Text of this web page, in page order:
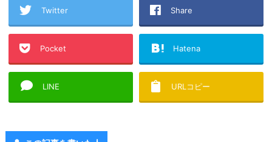
Twitter Share
Pocket Hatena
LINE URLコピー